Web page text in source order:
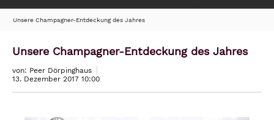
Unsere Champagner-Entdeckung des Jahres
Unsere Champagner-Entdeckung des Jahres
von: Peer Dörpinghaus
13. Dezember 2017 10:00